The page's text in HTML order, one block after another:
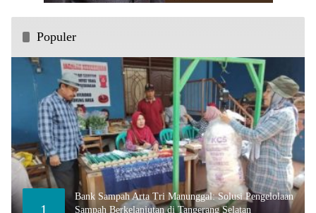
Populer
1
Bank Sampah Arta Tri Manunggal: Solusi Pengelolaan
Sampah Berkelanjutan di Tangerang Selatan